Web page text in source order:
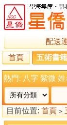
配送
首頁
五術書籍
熱門: 八字 紫微 姓
目前位置: 首頁 >
直解合編(上)(下)